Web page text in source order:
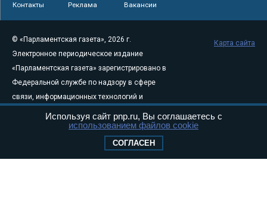
Контакты Реклама Вакансии
© «Парламентская газета», 2026 г.
Электронное периодическое издание
«Парламентская газета» зарегистрировано в
Федеральной службе по надзору в сфере
связи, информационных технологий и
массовых коммуникаций (Роскомнадзор) 05
августа 2011 года. 18+
Свидетельство о регистрации Эл № ФС77-
Карта сайта
Используя сайт pnp.ru, Вы соглашаетесь с
использованием файлов cookie
СОГЛАСЕН